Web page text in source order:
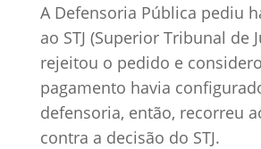
A Defensoria Pública pediu
ao STJ (Superior Tribunal de
rejeitou o pedido e
pagamento havia
defensoria, então, recorreu
contra a decisão do STJ.